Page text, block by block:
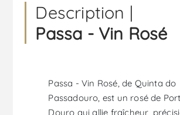
Description |
Passa - Vin Rosé
Passa - Vin Rosé, de Quinta do
Passadouro, est un rosé de
Douro qui allie fraîcheur,